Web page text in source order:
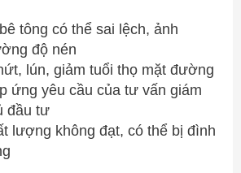
tông có thể sai lệch, ảnh
độ nén
lún, giảm tuổi thọ mặt đường
ứng yêu cầu của tư vấn giám
đầu tư
lượng không đạt, có thể bị đình